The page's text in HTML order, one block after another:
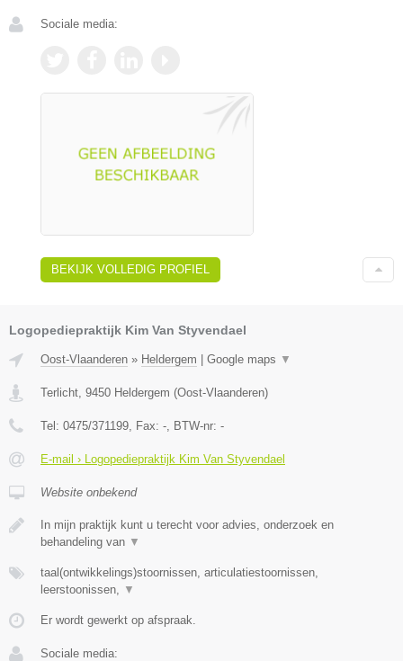
Sociale media:
BEKIJK VOLLEDIG PROFIEL
Logopediepraktijk Kim Van Styvendael
Oost-Vlaanderen » Heldergem | Google maps ▼
Terlicht 9450 Heldergem (Oost-Vlaanderen)
Tel: 0475/371199 , Fax: - , BTW-nr: -
E-mail › Logopediepraktijk Kim Van Styvendael
Website onbekend
In mijn praktijk kunt u terecht voor advies, onderzoek en
behandeling van ▼
taal(ontwikkelings)stoornissen, articulatiestoornissen,
leerstoonissen,
▼
Er wordt gewerkt op afspraak.
Sociale media: